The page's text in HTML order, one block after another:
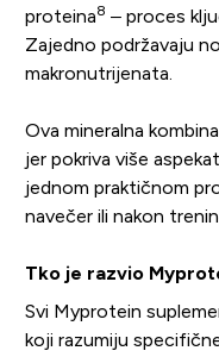
proteina8 – proces
Zajedno podržavaju
makronutrijenata.
Ova mineralna
jer pokriva više
jednom praktičnom
navečer ili nakon
Tko je razvio
Svi Myprotein
koji razumiju